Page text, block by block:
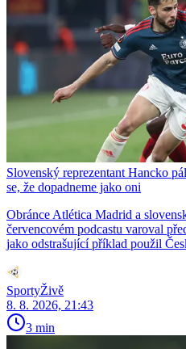
Slovenský reprezentant Hancko
se, že dopadneme jako oni
Obránce Atlética Madrid a
červencovém podcastu varoval
jako odstrašující příklad použil
SportyŽivě
8. 8. 2026, 21:43
3 min